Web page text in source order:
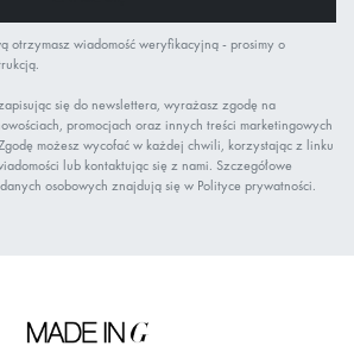
otrzymasz wiadomość weryfikacyjną - prosimy o
się do newslettera, wyrażasz zgodę na
promocjach oraz innych treści marketingowych
możesz wycofać w każdej chwili, korzystając z linku
lub kontaktując się z nami. Szczegółowe
osobowych znajdują się w Polityce prywatności.